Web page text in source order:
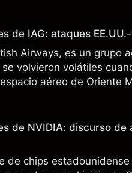
de IAG: ataques
Airways, es un grupo
volvieron volátiles
aéreo de Oriente
no es un indicador
de NVIDIA: discurso de
de chips